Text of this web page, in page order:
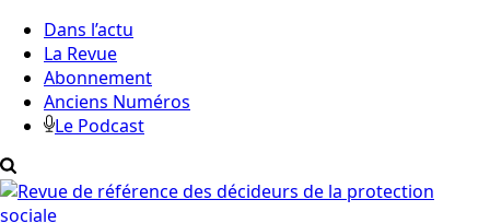
Dans l’actu
La Revue
Abonnement
Anciens Numéros
Le Podcast